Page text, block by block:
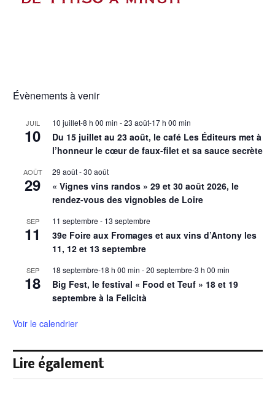
Évènements à venir
JUIL
10
10 juillet-8 h 00 min -23 août-17 h 00 min
Du 15 juillet au 23 août, le café Les Éditeurs met à
l’honneur le cœur de faux-filet et sa sauce secrète
AOÛT
29
29 août-30 août
« Vignes vins randos » 29 et 30 août 2026, le
rendez-vous des vignobles de Loire
SEP
11
11 septembre - 13 septembre
39e Foire aux Fromages et aux vins d’Antony les
11, 12 et 13 septembre
SEP
18
18 septembre-18 h 00 min -20 septembre-3 h 00 min
Big Fest, le festival « Food et Teuf » 18 et 19
septembre à la Felicità
Voir le calendrier
Lire également